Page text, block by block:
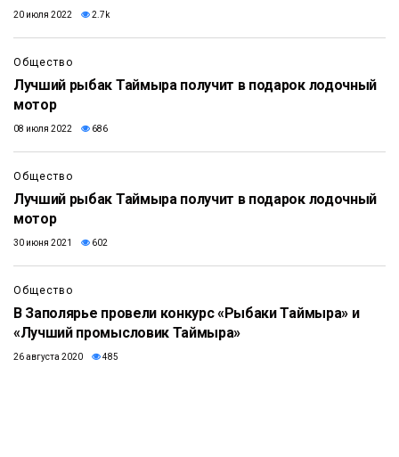
20 июля 2022 2.7k
Общество
Лучший рыбак Таймыра получит в подарок лодочный
мотор
08 июля 2022 686
Общество
Лучший рыбак Таймыра получит в подарок лодочный
мотор
30 июня 2021 602
Общество
В Заполярье провели конкурс «Рыбаки Таймыра» и
«Лучший промысловик Таймыра»
26 августа 2020 485